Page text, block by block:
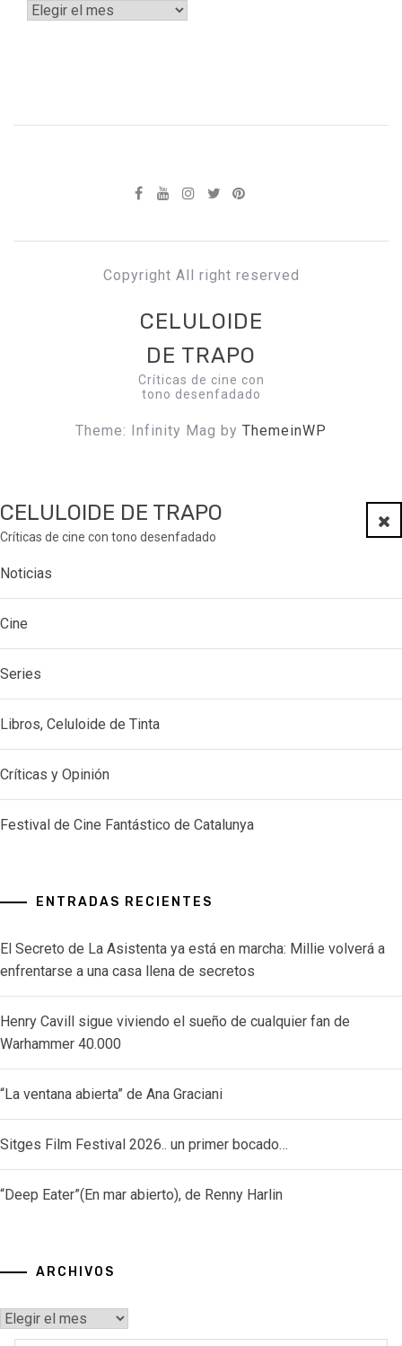
Archivos
Copyright All right reserved
CELULOIDE
DE TRAPO
Críticas de cine con
tono desenfadado
Theme: Infinity Mag by ThemeinWP
CELULOIDE DE TRAPO
Críticas de cine con tono desenfadado
Noticias
Cine
Series
Libros, Celuloide de Tinta
Críticas y Opinión
Festival de Cine Fantástico de Catalunya
ENTRADAS RECIENTES
El Secreto de La Asistenta ya está en marcha: Millie volverá a
enfrentarse a una casa llena de secretos
Henry Cavill sigue viviendo el sueño de cualquier fan de
Warhammer 40.000
“La ventana abierta” de Ana Graciani
Sitges Film Festival 2026.. un primer bocado…
“Deep Eater”(En mar abierto), de Renny Harlin
ARCHIVOS
Archivos